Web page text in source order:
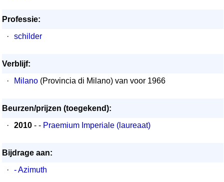
Professie:
·
schilder
Verblijf:
·
Milano (Provincia di Milano) van voor 1966
Beurzen/prijzen (toegekend):
·
2010 - - Praemium Imperiale (laureaat)
Bijdrage aan:
·
- Azimuth